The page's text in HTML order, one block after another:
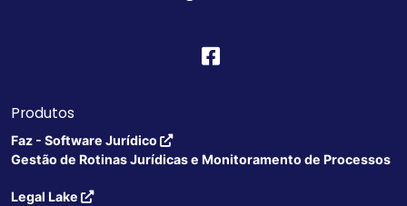
Produtos
Faz - Software Jurídico
Gestão de Rotinas Jurídicas e Monitoramento de Processos
Legal Lake